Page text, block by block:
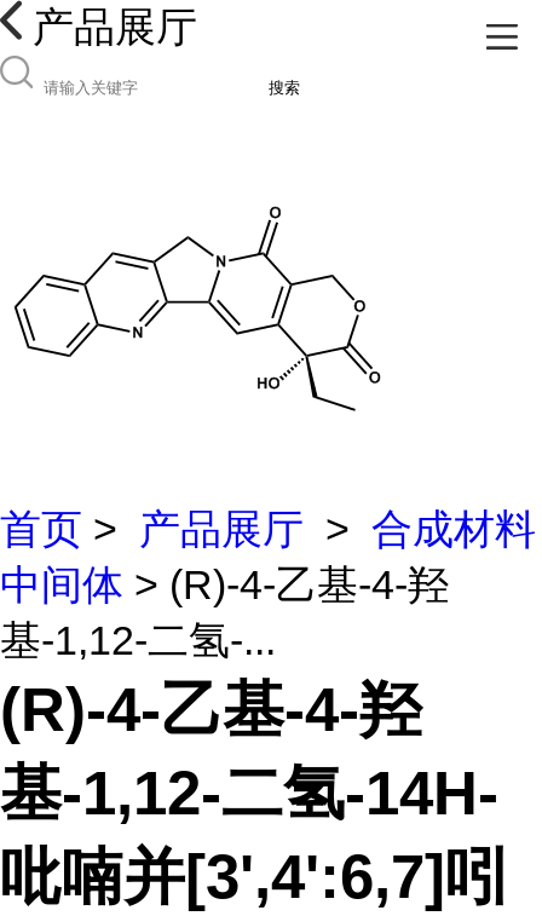
产品展厅
搜索
首页 > 产品展厅 > 合成材料
中间体 > (R)-4-乙基-4-羟
基-1,12-二氢-...
(R)-4-乙基-4-羟
基-1,12-二氢-14H-
吡喃并[3',4':6,7]吲